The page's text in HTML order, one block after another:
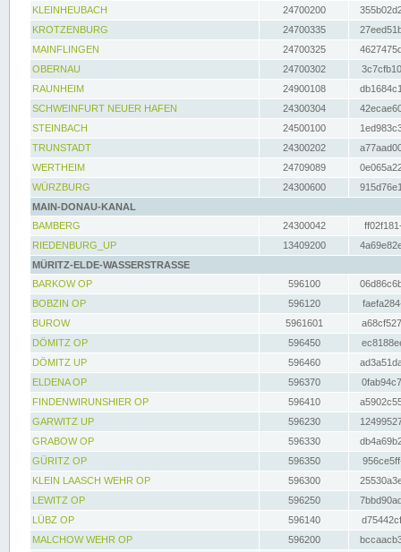
KLEINHEUBACH 24700200
KROTZENBURG
24700335
MAINFLINGEN
24700325
OBERNAU
24700302
RAUNHEIM
24900108
SCHWEINFURT NEUER HAFEN
24300304
STEINBACH
24500100
TRUNSTADT
24300202
WERTHEIM
24709089
WÜRZBURG
24300600
MAIN-DONAU-KANAL
BAMBERG
24300042
RIEDENBURG_UP
13409200
MÜRITZ-ELDE-WASSERSTRASSE
BARKOW OP
596100
BOBZIN OP
596120
BUROW
5961601
DÖMITZ OP
596450
DÖMITZ UP
596460
ELDENA OP
596370
FINDENWIRUNSHIER OP
596410
GARWITZ UP
596230
GRABOW OP
596330
GÜRITZ OP
596350
KLEIN LAASCH WEHR OP
596300
LEWITZ OP
596250
LÜBZ OP
596140
MALCHOW WEHR OP
596200